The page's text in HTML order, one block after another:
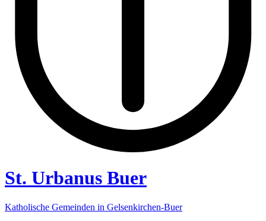
St. Urbanus Buer
Katholische Gemeinden in Gelsenkirchen-Buer